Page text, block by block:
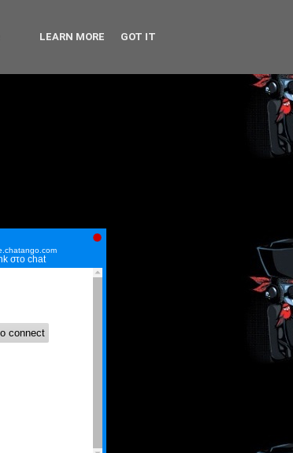
LEARN MORE GOT IT